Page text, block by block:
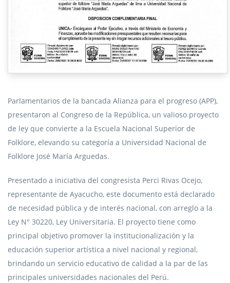
Parlamentarios de la bancada Alianza para el progreso (APP),
presentaron al Congreso de la República, un valioso proyecto
de ley que convierte a la Escuela Nacional Superior de
Folklore, elevando su categoría a Universidad Nacional de
Folklore José María Arguedas.
Presentado a iniciativa del congresista Perci Rivas Ocejo,
representante de Ayacucho, este documento está declarado
de necesidad pública y de interés nacional, con arreglo a la
Ley N° 30220, Ley Universitaria. El proyecto tiene como
principal objetivo promover la institucionalización y la
educación superior artística a nivel nacional y regional,
brindando un servicio educativo de calidad a la par de las
principales universidades nacionales del Perú.